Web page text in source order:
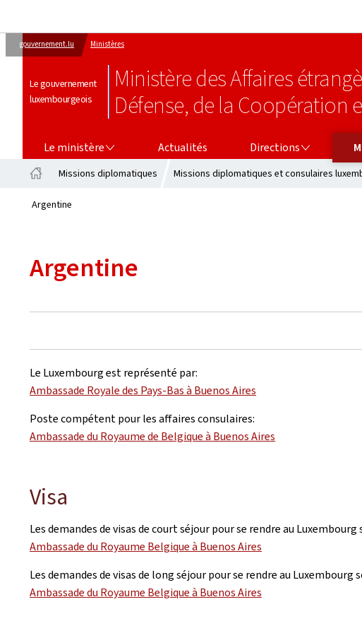
gouvernement.lu Ministères
Le gouvernement
luxembourgeois
Ministère des Affaires
Défense, de la Coopération
Le ministère Actualités Directions
Missions diplomatiques Missions diplomatiques et consulaires
Argentine
Argentine
Le Luxembourg est représenté par:
Ambassade Royale des Pays-Bas à Buenos Aires
Poste compétent pour les affaires consulaires:
Ambassade du Royaume de Belgique à Buenos Aires
Visa
Les demandes de visas de court séjour pour se rendre au Luxembourg
Ambassade du Royaume Belgique à Buenos Aires
Les demandes de visas de long séjour pour se rendre au Luxembourg
Ambassade du Royaume Belgique à Buenos Aires